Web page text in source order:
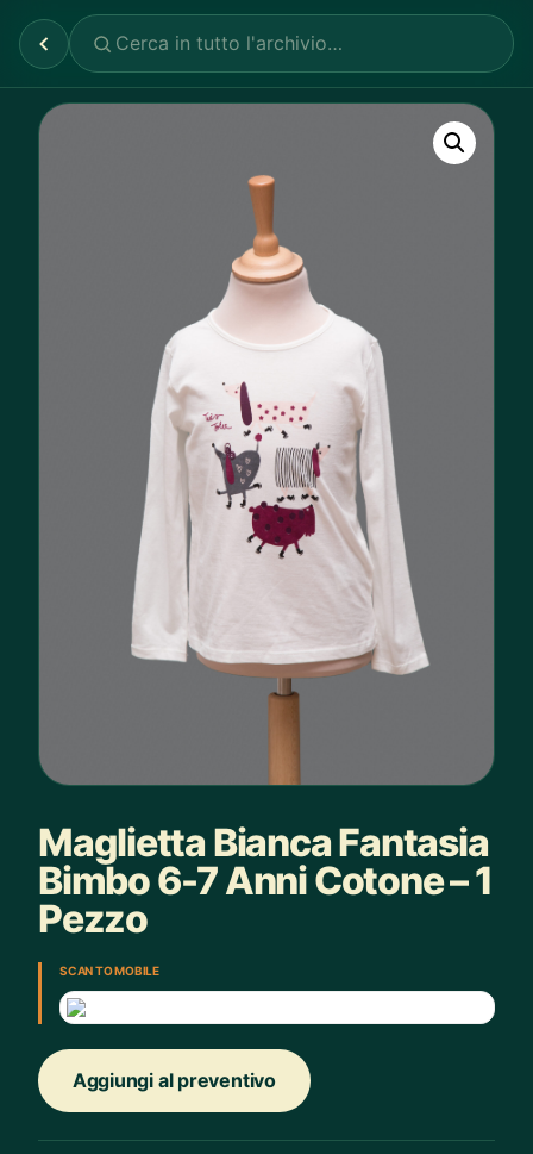
Maglietta Bianca Fantasia
Bimbo 6-7 Anni Cotone – 1
Pezzo
SCAN TO MOBILE
Aggiungi al preventivo